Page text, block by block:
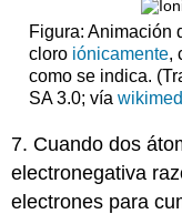
Figura: Animación
cloro iónicamente,
como se indica.
SA 3.0; vía
7. Cuando dos
electronegativa
electrones para